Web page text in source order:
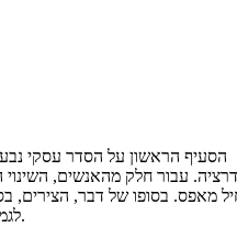
הסעיף הראשון על הסדר עסקי
עבור חלק מהאנשים,
מאפס. בסופו של דבר, הצירים,
לגמרי ולהתחיל מחדש ביצירת החוקה.